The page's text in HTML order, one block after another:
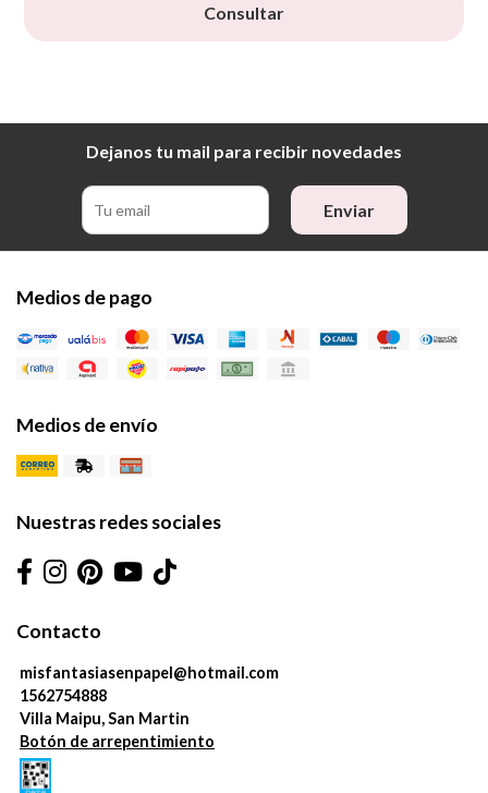
Consultar
Dejanos tu mail para recibir novedades
Enviar
Medios de pago
Medios de envío
Nuestras redes sociales
Contacto
misfantasiasenpapel@hotmail.com
1562754888
Villa Maipu, San Martin
Botón de arrepentimiento